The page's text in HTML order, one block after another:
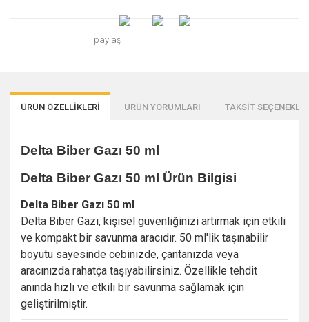
paylaş
ÜRÜN ÖZELLİKLERİ ÜRÜN YORUMLARI TAKSİT
Delta Biber Gazı 50 ml
Delta Biber Gazı 50 ml Ürün Bilgisi
Delta Biber Gazı 50 ml
Delta Biber Gazı, kişisel güvenliğinizi artırmak için etkili
ve kompakt bir savunma aracıdır. 50 ml'lik taşınabilir
boyutu sayesinde cebinizde, çantanızda veya
aracınızda rahatça taşıyabilirsiniz. Özellikle tehdit
anında hızlı ve etkili bir savunma sağlamak için
geliştirilmiştir.